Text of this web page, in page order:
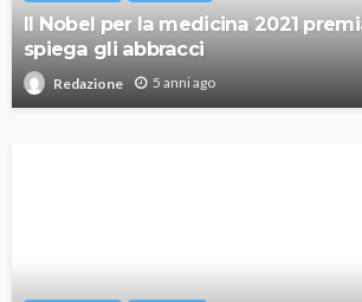
Il Nobel per la medicina 2021
spiega gli abbracci
Redazione 5 anni ago